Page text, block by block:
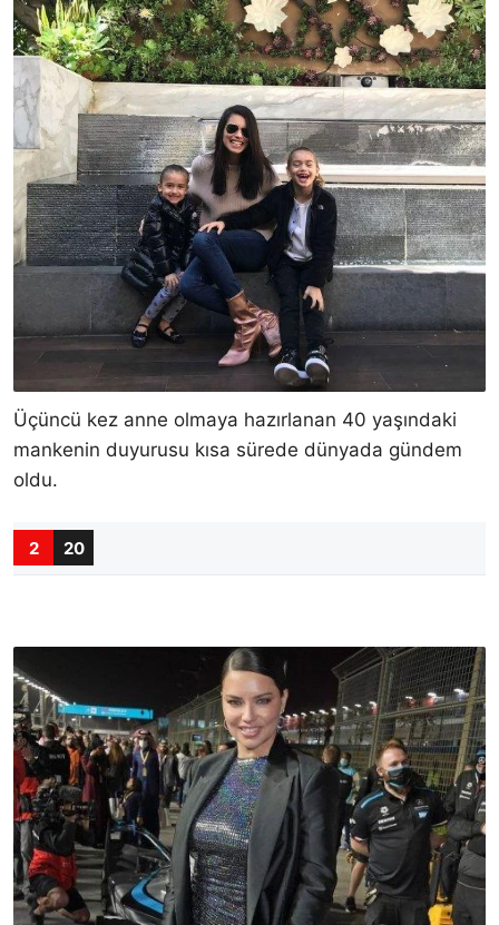
Üçüncü kez anne olmaya hazırlanan 40 yaşındaki
mankenin duyurusu kısa sürede dünyada gündem
oldu.
2 20